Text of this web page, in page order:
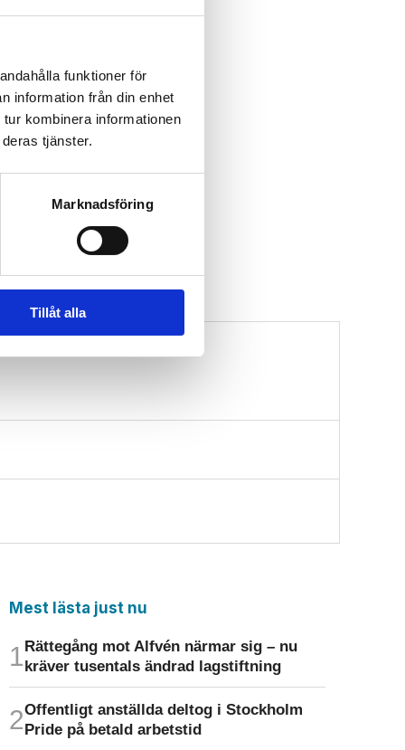
funktioner för
information från din enhet
kombinera informationen
tjänster.
Marknadsföring
Tillåt alla
Mest lästa just nu
Rättegång mot Alfvén närmar sig – nu
kräver tusentals ändrad lagstiftning
Offentligt anställda deltog i Stockholm
Pride på betald arbetstid